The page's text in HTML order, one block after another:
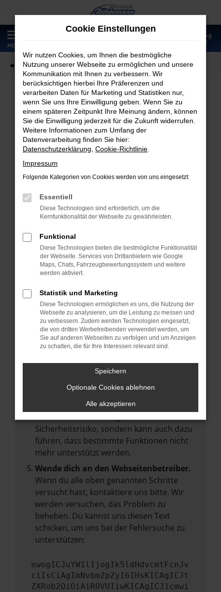
Zum
Hauptinhalt
springen
MENÜ
Startseite Fahrzeugangebote Fahrzeugmarkt
Fahrzeugmarkt
Fehler: Network Error
Beim Laden ist ein Fehler aufgetreten.
Hier sind ein paar Tipps, die dir helfen können:
Überprüfe deine Firewall und deine
Laden andere Webseiten, zum Beispiel
deine Suchmaschine?
Prüfe deine Browsererweiterungen.
Manche Erweiterungen, wie Werbeblocker,
können das Laden bestimmter Seiten
verhindern. Funktioniert die Seite in einem
anderen Browser oder in einem privaten
Fenster?
Starte dein Gerät neu.
vorübergehende Probleme zu beheben.
Betriebssystem auf dem neuesten Stand
Veraltete Software birgt nicht nur ein
Sicherheitsrisiko, sondern kann auch dazu
führen, dass bestimmte Funktionen nicht
mehr unterstützt werden.
Wende dich an den Webseitenbetreiber.
Wenn du alle oben genannten Schritte
versucht hast, kontaktiere uns bitte. Wir
werden versuchen, das Problem zu
beheben. Du kannst uns diesen Text
schicken, um uns bei der Fehlersuche zu
unterstützen:
ewogICJuYW1lIjogIk5ldHdvcmtFcnJv
ciIsCiAgImNvbmZpZyI6IHsKICAgICJt
ZXRob2QiOiAiR0VUIiwKICAgICJ1cmwi
Cookie Einstellungen
Wir nutzen Cookies, um Ihnen die bestmögliche
Nutzung unserer Webseite zu ermöglichen und unsere
Kommunikation mit Ihnen zu verbessern. Wir
berücksichtigen hierbei Ihre Präferenzen und
verarbeiten Daten für Marketing und Statistiken nur,
wenn Sie uns Ihre Einwilligung geben. Wenn Sie zu
einem späteren Zeitpunkt Ihre Meinung ändern, können
Sie die Einwilligung jederzeit für die Zukunft widerrufen.
Weitere Informationen zum Umfang der
Datenverarbeitung finden Sie hier:
Datenschutzerklärung Cookie-Richtlinie
Impressum
Folgende Kategorien von Cookies werden von uns eingesetzt:
Essentiell
Diese Technologien sind erforderlich, um die
Kernfunktionalität der Webseite zu gewährleisten.
Funktional
Diese Technologien bieten die bestmögliche Funktionalität
der Webseite. Services von Drittanbietern wie Google
Maps, Chats, Fahrzeugbewertungssystem und weitere
werden aktiviert.
Statistik und Marketing
Diese Technologien ermöglichen es uns, die Nutzung der
Webseite zu analysieren, um die Leistung zu messen und
zu verbessern. Zudem werden Technologien eingesetzt,
die von dritten Werbetreibenden verwendet werden, um
Sie auf anderen Webseiten zu verfolgen und um Anzeigen
zu schalten, die für Ihre Interessen relevant sind.
Speichern
Optionale Cookies ablehnen
Alle akzeptieren